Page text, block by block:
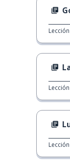
Lección
Lección
Lección